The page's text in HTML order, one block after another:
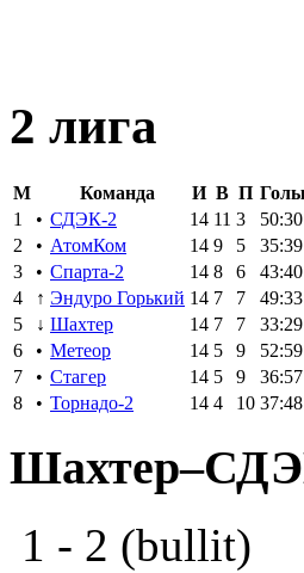
2 лига
M Команда И В П Голы
1
• СДЭК-2 14 11 3 50:30
2
• АтомКом 14 9 5 35:39
3
• Спарта-2 14 8 6 43:40
4
↑ Эндуро Горький 14 7 7 49:33
5
↓ Шахтер 14 7 7 33:29
6
• Метеор 14 5 9 52:59
7
• Стагер 14 5 9 36:57
8
• Торнадо-2 14 4 10 37:48
1 - 2 (bullit)